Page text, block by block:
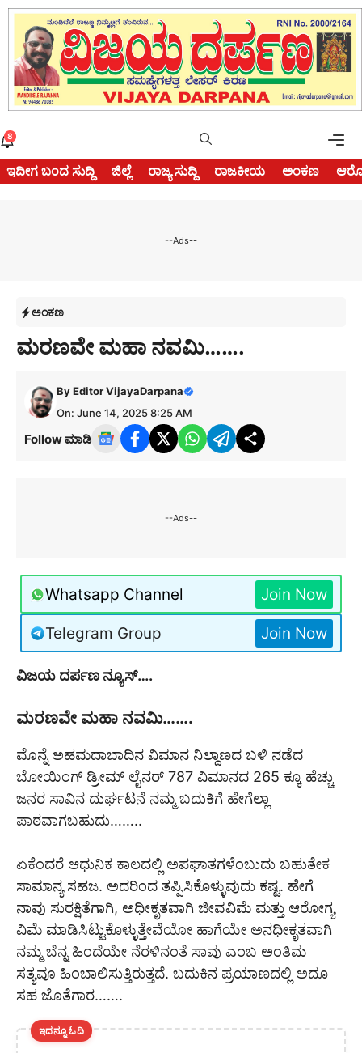
Skip
content
8
ಇದೀಗ ಬಂದ ಸುದ್ದಿ ಜಿಲ್ಲೆ ರಾಜ್ಯ ಸುದ್ದಿ ರಾಜಕೀಯ ಅಂಕಣ
--Ads--
ಅಂಕಣ
ಮರಣವೇ ಮಹಾ ನವಮಿ…….
ByEditor VijayaDarpana
On: June 14, 2025 8:25 AM
Follow ಮಾಡಿ
--Ads--
Whatsapp Channel Join Now
Telegram Group Join Now
ವಿಜಯ ದರ್ಪಣ ನ್ಯೂಸ್….
ಮರಣವೇ ಮಹಾ ನವಮಿ…….
ಮೊನ್ನೆ ಅಹಮದಾಬಾದಿನ ವಿಮಾನ ನಿಲ್ದಾಣದ ಬಳಿ ನಡೆದ
ಬೋಯಿಂಗ್ ಡ್ರೀಮ್ ಲೈನರ್ 787 ವಿಮಾನದ 265 ಕ್ಕೂ ಹೆಚ್ಚು
ಜನರ ಸಾವಿನ ದುರ್ಘಟನೆ ನಮ್ಮ ಬದುಕಿಗೆ ಹೇಗೆಲ್ಲಾ
ಪಾಠವಾಗಬಹುದು……..
ಏಕೆಂದರೆ ಆಧುನಿಕ ಕಾಲದಲ್ಲಿ ಅಪಘಾತಗಳೆಂಬುದು ಬಹುತೇಕ
ಸಾಮಾನ್ಯ ಸಹಜ. ಅದರಿಂದ ತಪ್ಪಿಸಿಕೊಳ್ಳುವುದು ಕಷ್ಟ. ಹೇಗೆ
ನಾವು ಸುರಕ್ಷಿತೆಗಾಗಿ, ಅಧೀಕೃತವಾಗಿ ಜೀವವಿಮೆ ಮತ್ತು ಆರೋಗ್ಯ
ವಿಮೆ ಮಾಡಿಸಿಟ್ಟುಕೊಳ್ಳುತ್ತೇವೆಯೋ ಹಾಗೆಯೇ ಅನಧೀಕೃತವಾಗಿ
ನಮ್ಮ ಬೆನ್ನ ಹಿಂದೆಯೇ ನೆರಳಿನಂತೆ ಸಾವು ಎಂಬ ಅಂತಿಮ
ಸತ್ಯವೂ ಹಿಂಬಾಲಿಸುತ್ತಿರುತ್ತದೆ. ಬದುಕಿನ ಪ್ರಯಾಣದಲ್ಲಿ ಅದೂ
ಸಹ ಜೊತೆಗಾರ…….
ಇದನ್ನೂ ಓದಿ